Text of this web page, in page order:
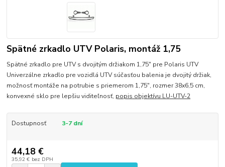
Spätné zrkadlo UTV Polaris, montáž 1,75
Spätné zrkadlo pre UTV s dvojitým držiakom 1,75" pre Polaris UTV
Univerzálne zrkadlo pre vozidlá UTV súčasťou balenia je dvojitý držiak,
možnosť montáže na potrubie s priemerom 1,75", rozmer 38x6,5 cm,
konvexné sklo pre lepšiu viditeľnosť, popis objektívu LU-UTV-2
Dostupnosť 3-7 dní
44,18 €
35,92 € bez DPH